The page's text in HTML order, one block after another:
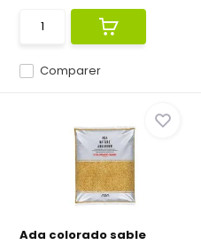
Comparer
Ada colorado sable